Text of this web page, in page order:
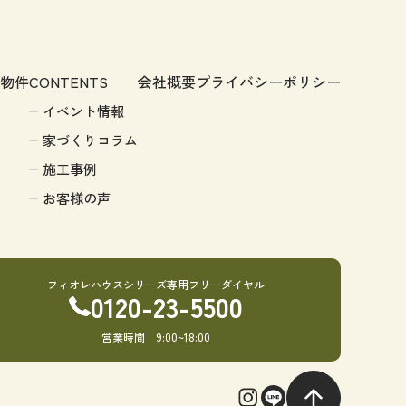
件CONTENTS
イベント情報
家づくりコラム
施工事例
お客様の声
会社概要プライバシーポリシー
フィオレハウスシリーズ専用フリーダイヤル
0120-23-5500
営業時間 9:00~18:00